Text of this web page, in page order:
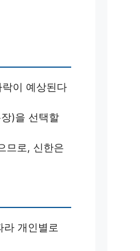
이 예상된다
)을 선택할
므로, 신한은
라 개인별로